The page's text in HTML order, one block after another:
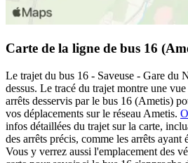
Carte de la ligne de bus 16
Le trajet du bus 16 - Saveuse - Gare du
dessus. Le tracé du trajet montre une
arrêts desservis par le bus 16 (Ametis)
vos déplacements sur le réseau Ametis.
infos détaillées du trajet sur la carte,
des arrêts précis, comme les arrêts ayant
Vous y verrez aussi l'emplacement des